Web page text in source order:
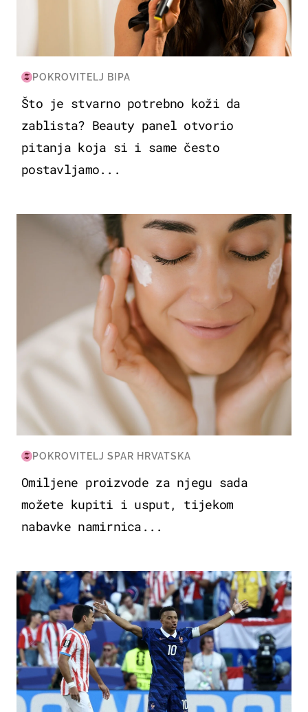
POKROVITELJ BIPA
Što je stvarno potrebno koži da
zablista? Beauty panel otvorio
pitanja koja si i same često
postavljamo...
MODA & LJEPOTA
POKROVITELJ SPAR HRVATSKA
Omiljene proizvode za njegu sada
možete kupiti i usput, tijekom
nabavke namirnica...
SVJETSKO PRVENSTVO 2026